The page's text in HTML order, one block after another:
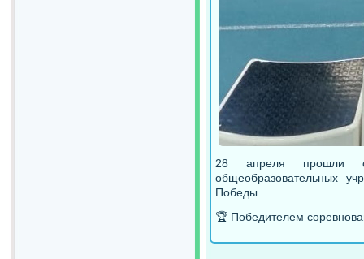
28 апреля прошли
общеобразовательных
Победы.
🏆 Победителем